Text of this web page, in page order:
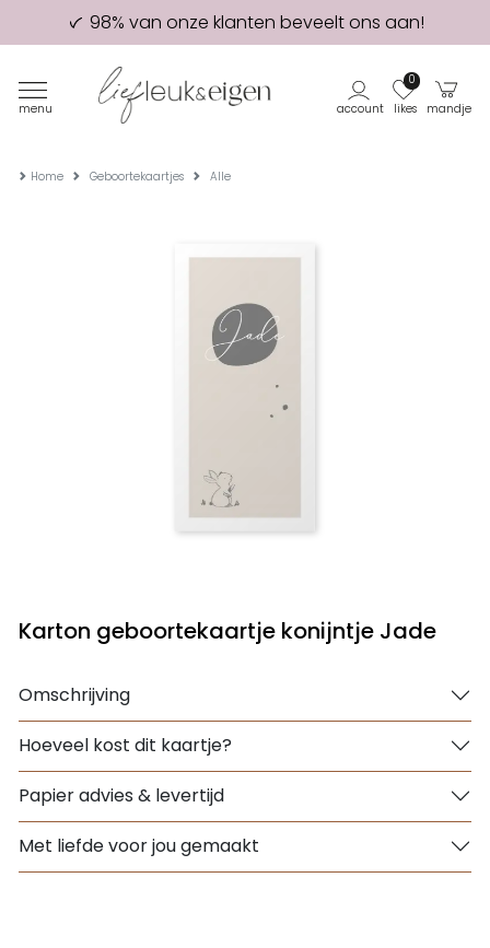
98% van onze klanten beveelt ons aan!
Eerste proefdruk GRATIS
menu account likes
0
mandje
Home Geboortekaartjes Alle
Karton geboortekaartje konijntje Jade
Omschrijving
Hoeveel kost dit kaartje?
Papier advies & levertijd
Met liefde voor jou gemaakt